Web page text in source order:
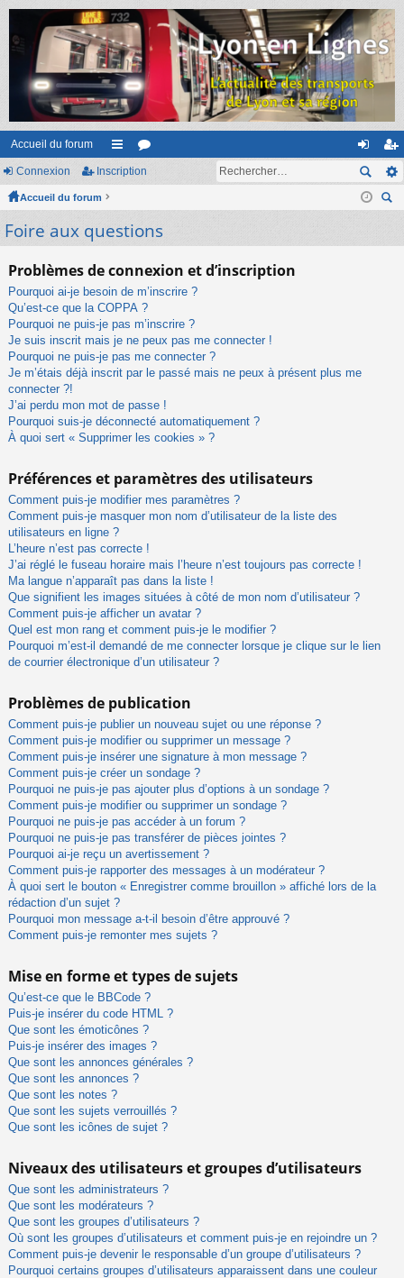
Accueil du forum
ac
ur
s
or
m
on
ne
ns
cri
Connexion Inscription
Accueil du forum
Foire aux questions
Problèmes de connexion et d’inscription
Pourquoi ai-je besoin de m’inscrire ?
Qu’est-ce que la COPPA ?
Pourquoi ne puis-je pas m’inscrire ?
Je suis inscrit mais je ne peux pas me connecter !
Pourquoi ne puis-je pas me connecter ?
Je m’étais déjà inscrit par le passé mais ne peux à présent plus me
connecter ?!
J’ai perdu mon mot de passe !
Pourquoi suis-je déconnecté automatiquement ?
À quoi sert « Supprimer les cookies » ?
Préférences et paramètres des utilisateurs
Comment puis-je modifier mes paramètres ?
Comment puis-je masquer mon nom d’utilisateur de la liste des
utilisateurs en ligne ?
L’heure n’est pas correcte !
J’ai réglé le fuseau horaire mais l’heure n’est toujours pas correcte !
Ma langue n’apparaît pas dans la liste !
Que signifient les images situées à côté de mon nom d’utilisateur ?
Comment puis-je afficher un avatar ?
Quel est mon rang et comment puis-je le modifier ?
Pourquoi m’est-il demandé de me connecter lorsque je clique sur le lien
de courrier électronique d’un utilisateur ?
Problèmes de publication
Comment puis-je publier un nouveau sujet ou une réponse ?
Comment puis-je modifier ou supprimer un message ?
Comment puis-je insérer une signature à mon message ?
Comment puis-je créer un sondage ?
Pourquoi ne puis-je pas ajouter plus d’options à un sondage ?
Comment puis-je modifier ou supprimer un sondage ?
Pourquoi ne puis-je pas accéder à un forum ?
Pourquoi ne puis-je pas transférer de pièces jointes ?
Pourquoi ai-je reçu un avertissement ?
Comment puis-je rapporter des messages à un modérateur ?
À quoi sert le bouton « Enregistrer comme brouillon » affiché lors de la
rédaction d’un sujet ?
Pourquoi mon message a-t-il besoin d’être approuvé ?
Comment puis-je remonter mes sujets ?
Mise en forme et types de sujets
Qu’est-ce que le BBCode ?
Puis-je insérer du code HTML ?
Que sont les émoticônes ?
Puis-je insérer des images ?
Que sont les annonces générales ?
Que sont les annonces ?
Que sont les notes ?
Que sont les sujets verrouillés ?
Que sont les icônes de sujet ?
Niveaux des utilisateurs et groupes d’utilisateurs
Que sont les administrateurs ?
Que sont les modérateurs ?
Que sont les groupes d’utilisateurs ?
Où sont les groupes d’utilisateurs et comment puis-je en rejoindre un ?
Comment puis-je devenir le responsable d’un groupe d’utilisateurs ?
Pourquoi certains groupes d’utilisateurs apparaissent dans une couleur